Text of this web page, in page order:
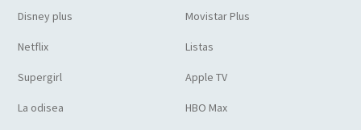
Disney plus Movistar Plus
Netflix Listas
Supergirl Apple TV
La odisea HBO Max